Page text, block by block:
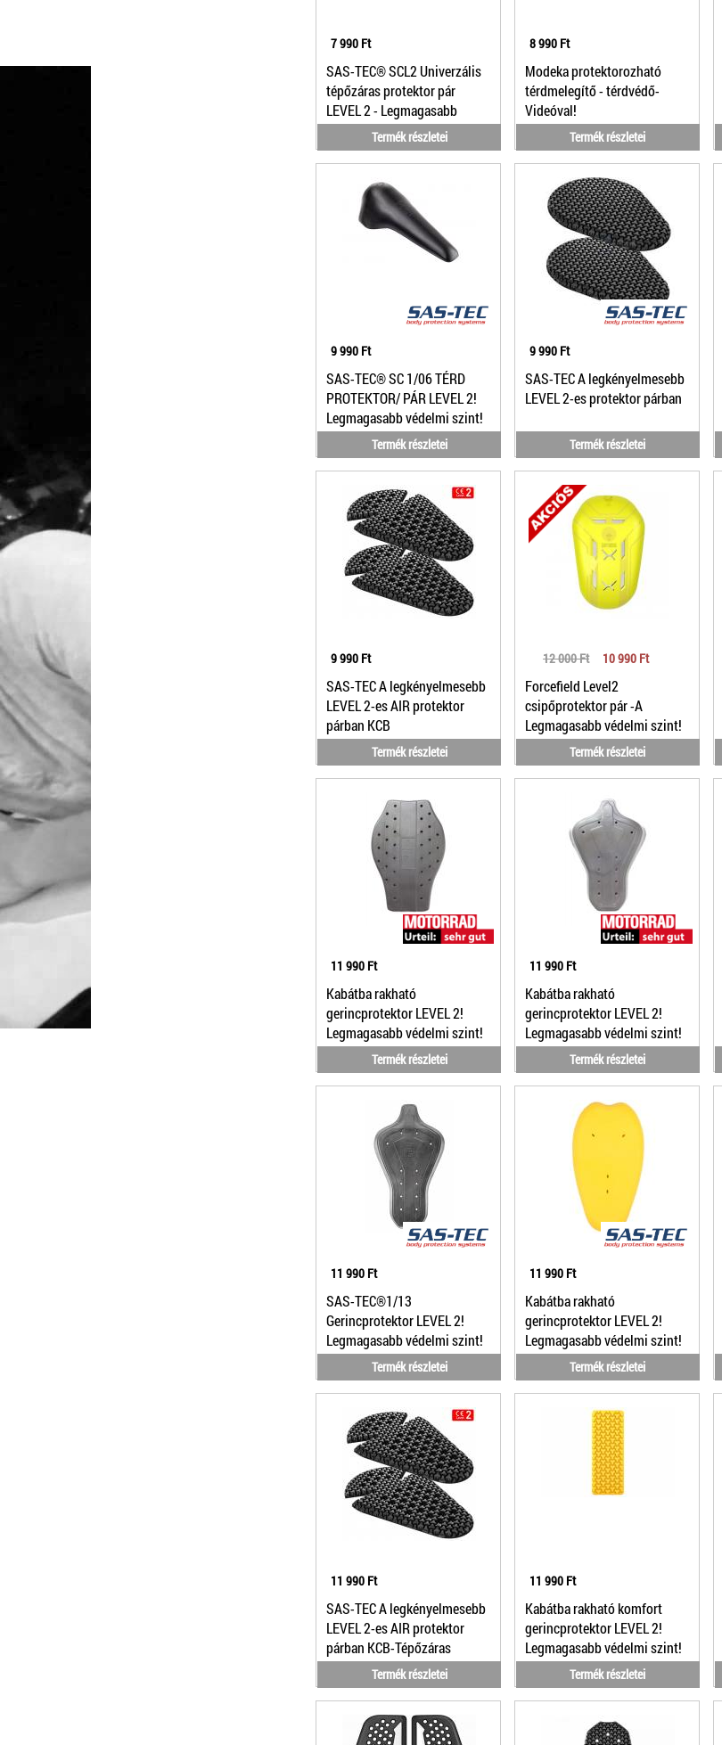
7 990 Ft
SAS-TEC® SCL2 Univerzális
tépőzáras protektor pár
LEVEL 2 - Legmagasabb
védelmi szint!Termék részletei
8 990 Ft
Modeka protektorozható
térdmelegítő - térdvédő-
Videóval!
Termék részletei
9 990 Ft
SAS-TEC® SC 1/06 TÉRD
PROTEKTOR/ PÁR LEVEL 2!
Legmagasabb védelmi szint!
Termék részletei
9 990 Ft
SAS-TEC A legkényelmesebb
LEVEL 2-es protektor párban
Termék részletei
9 990 Ft
SAS-TEC A legkényelmesebb
LEVEL 2-es AIR protektor
párban KCB
Termék részletei
12 000 Ft 10 990 Ft
Forcefield Level2
csipőprotektor pár -A
Legmagasabb védelmi szint!
Termék részletei
11 990 Ft
Kabátba rakható
gerincprotektor LEVEL 2!
Legmagasabb védelmi szint!
1/15
Termék részletei
11 990 Ft
Kabátba rakható
gerincprotektor LEVEL 2!
Legmagasabb védelmi szint!
1/11
Termék részletei
11 990 Ft
SAS-TEC®1/13
Gerincprotektor LEVEL 2!
Legmagasabb védelmi szint!
Termék részletei
11 990 Ft
Kabátba rakható
gerincprotektor LEVEL 2!
Legmagasabb védelmi szint!
1/19 L Termék részletei
11 990 Ft
SAS-TEC A legkényelmesebb
LEVEL 2-es AIR protektor
párban KCB-Tépőzáras
Termék részletei
11 990 Ft
Kabátba rakható komfort
gerincprotektor LEVEL 2!
Legmagasabb védelmi szint!
Termék részletei